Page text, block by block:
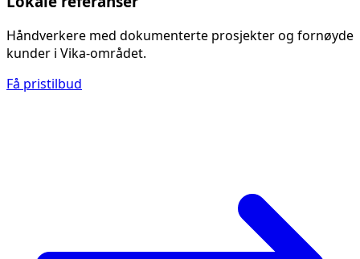
Håndverkere med dokumenterte prosjekter og fornøyde
kunder i Vika-området.
Få pristilbud